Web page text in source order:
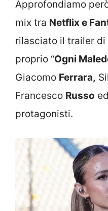
Approfondiamo
mix tra Netflix e
rilasciato il trailer
proprio “Ogni
Giacomo Ferrara,
Francesco Russo
protagonisti.